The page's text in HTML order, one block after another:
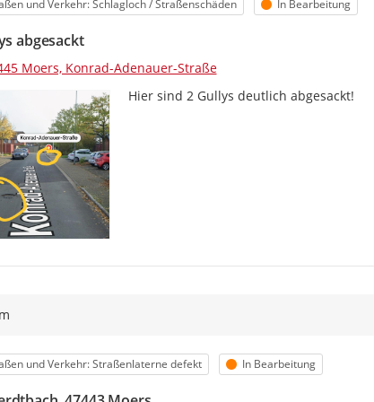
und Verkehr: Schlagloch / Straßenschäden Status
In Bearbeitung
abgesackt
Moers, Konrad-Adenauer-Straße
Hier sind 2 Gullys deutlich abgesackt!
und Verkehr: Straßenlaterne defekt Status
In Bearbeitung